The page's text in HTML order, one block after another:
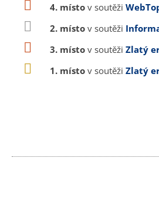
4. místo v soutěži
2. místo v soutěži
3. místo v soutěži Zlatý
1. místo v soutěži Zlatý